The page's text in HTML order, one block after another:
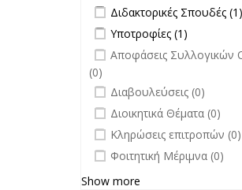
Apply Διδακτορικές
Διδακτορικές Σπουδές (1)
Apply Υποτροφίες filter
Υποτροφίες (1)
undefined
Αποφάσεις Συλλογικών
(0)
undefined
Διαβουλεύσεις (0)
undefined
Διοικητικά Θέματα (0)
undefined
Κληρώσεις επιτροπών (0)
undefined
Φοιτητική Μέριμνα (0)
Show more